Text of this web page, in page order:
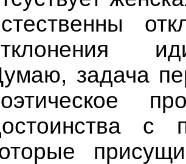
задача
с